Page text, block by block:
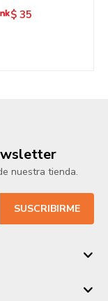
$ 35
nuestra tienda.
SUSCRIBIRME